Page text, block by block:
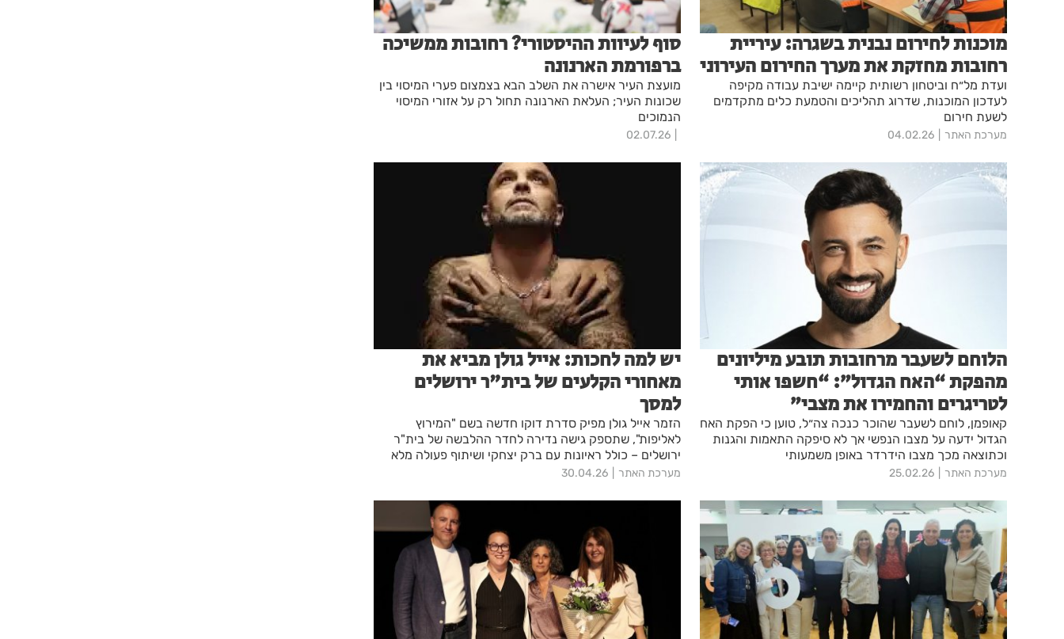
מוכנות לחירום נבנית בשגרה: עיריית
רחובות מחזקת את מערך החירום העירוני
ועדת מל״ח וביטחון רשותית קיימה ישיבת עבודה מקיפה
לעדכון המוכנות, שדרוג תהליכים והטמעת כלים מתקדמים
לשעת חירום
מערכת האתר 04.02.26
סוף לעיוות ההיסטורי? רחובות ממשיכה
ברפורמת הארנונה
מועצת העיר אישרה את השלב הבא בצמצום פערי המיסוי בין
שכונות העיר; העלאת הארנונה תחול רק על אזורי המיסוי
הנמוכים
02.07.26
הלוחם לשעבר מרחובות תובע מיליונים
מהפקת “האח הגדול”: “חשפו אותי
לטריגרים והחמירו את מצבי”
קאופמן, לוחם לשעבר שהוכר כנכה צה״ל, טוען כי הפקת האח
הגדול ידעה על מצבו הנפשי אך לא סיפקה התאמות והגנות
וכתוצאה מכך מצבו הידרדר באופן משמעותי
מערכת האתר 25.02.26
יש למה לחכות: אייל גולן מביא את
מאחורי הקלעים של בית"ר ירושלים
למסך
הזמר אייל גולן מפיק סדרת דוקו חדשה בשם "המירוץ
לאליפות", שתספק גישה נדירה לחדר ההלבשה של בית"ר
ירושלים – כולל ראיונות עם ברק יצחקי ושיתוף פעולה מלא
עם הבעלים ברק אברמוב
מערכת האתר 30.04.26